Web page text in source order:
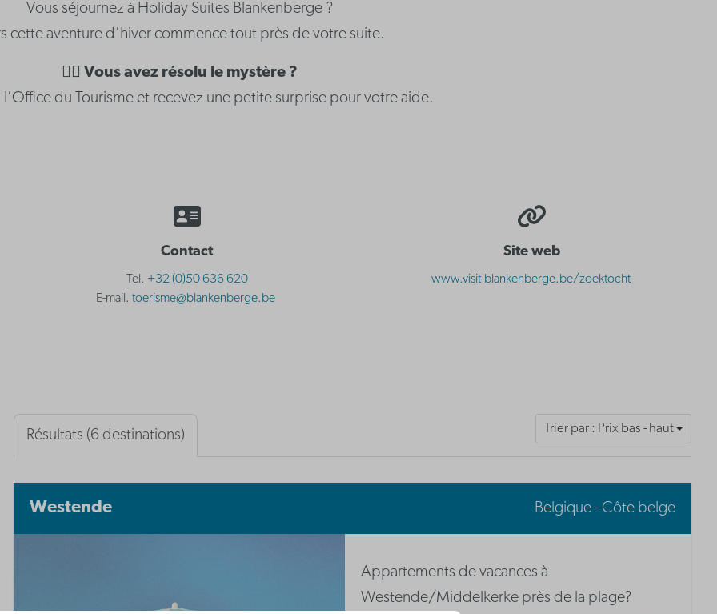
Vous séjournez à Holiday Suites Blankenberge ?
cette aventure d’hiver commence tout près de votre suite.
🕵️‍♂️ Vous avez résolu le mystère ?
l’Office du Tourisme et recevez une petite surprise pour votre aide.
Contact
Tel. +32 (0)50 636 620
E-mail. toerisme@blankenberge.be
Site web
www.visit-blankenberge.be/zoektocht
Trier par : Prix bas - haut
Résultats (6 destinations)
Westende Belgique - Côte belge
Appartements de vacances à
Westende/Middelkerke près de la plage?